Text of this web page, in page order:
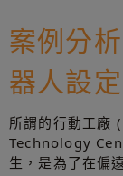
案例分
器人設
所謂的行動工
Technology
生，是為了在偏